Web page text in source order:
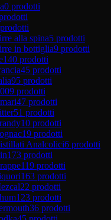
0 prodotti
alla spina5 prodotti
in bottiglia9 prodotti
140 prodotti
45 prodotti
95 prodotti
prodotti
47 prodotti
51 prodotti
10 prodotti
19 prodotti
Analcolici6 prodotti
173 prodotti
119 prodotti
163 prodotti
22 prodotti
123 prodotti
36 prodotti